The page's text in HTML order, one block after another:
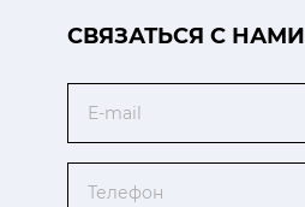
CВЯЗАТЬСЯ С НАМИ